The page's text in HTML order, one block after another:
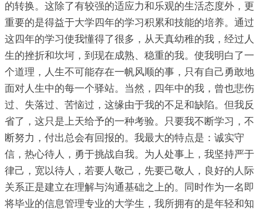
的转换。这除了有较强的适应力和乐观的生活态度外，更
重要的是得益于大学四年的学习积累和技能的培养。通过
这四年的学习使我懂得了很多，从天真幼稚的我，经过人
生的挫折和坎坷，到现在成熟、稳重的我。使我明白了一
个道理，人生不可能存在一帆风顺的事，只有自己勇敢地
面对人生中的每一个驿站。当然，四年中的我，曾也悲伤
过、失落过、苦恼过，这缘由于我的不足和缺陷。但我反
省了，这只是上天给予的一种考验。只要我不断学习，不
断努力，付出总会有回报的。我最大的特点是：诚实守
信，热心待人，勇于挑战自我。为人处事上，我坚持严于
律己，宽以待人，若要人敬己，先要己敬人，良好的人际
关系正是建立在理解与沟通基础之上的。同时作为一名即
将毕业的信息管理专业的大学生，我所拥有的是年轻和知